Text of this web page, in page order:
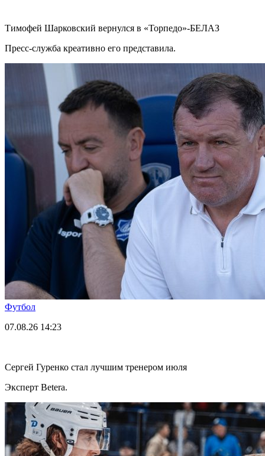
Тимофей Шарковский вернулся в «Торпедо»-БЕЛАЗ
Пресс-служба креативно его представила.
Футбол
07.08.26 14:23
Сергей Гуренко стал лучшим тренером июля
Эксперт Betera.